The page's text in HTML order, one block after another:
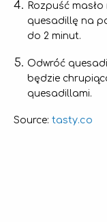
Rozpuść
quesadillę na
do 2 minut.
Odwróć
będzie
quesadillami.
Source: tasty.co